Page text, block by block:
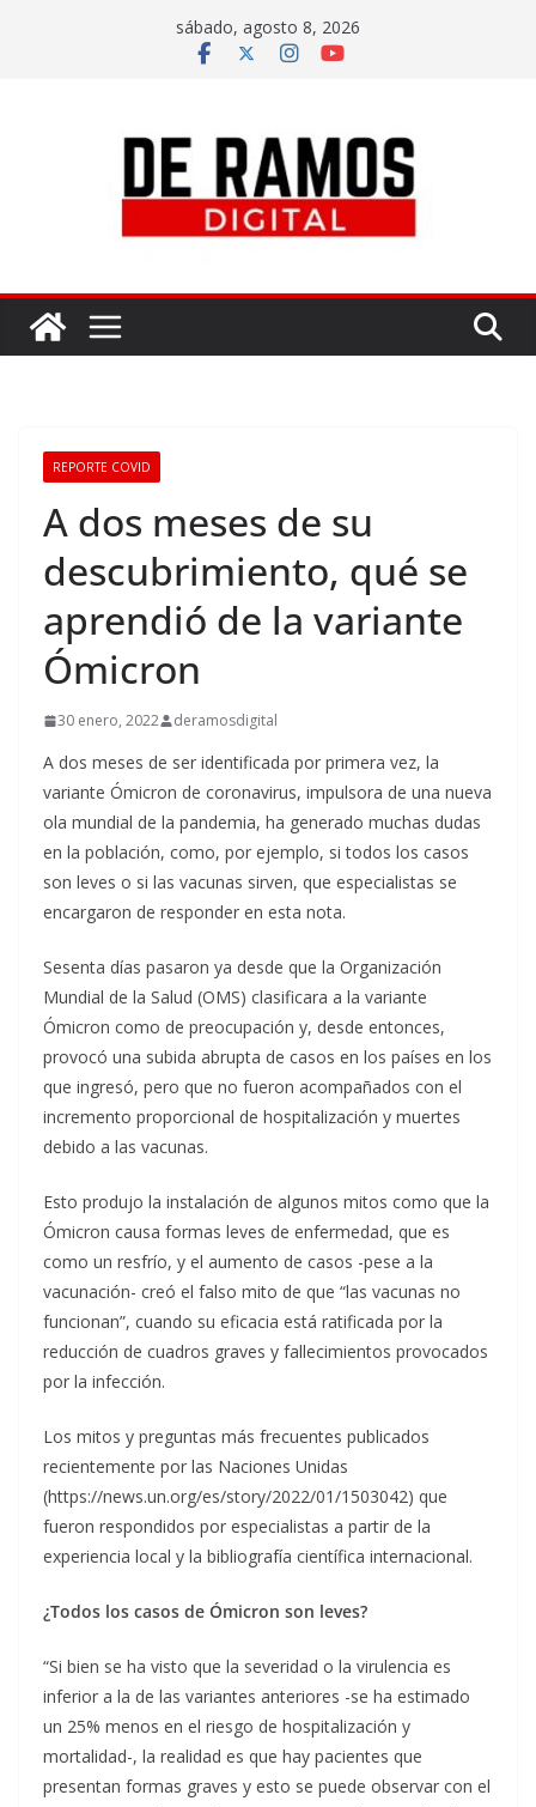
sábado, agosto 8, 2026
REPORTE COVID
A dos meses de su
descubrimiento, qué se
aprendió de la variante
Ómicron
30 enero, 2022 deramosdigital
A dos meses de ser identificada por primera vez, la
variante Ómicron de coronavirus, impulsora de una nueva
ola mundial de la pandemia, ha generado muchas dudas
en la población, como, por ejemplo, si todos los casos
son leves o si las vacunas sirven, que especialistas se
encargaron de responder en esta nota.
Sesenta días pasaron ya desde que la Organización
Mundial de la Salud (OMS) clasificara a la variante
Ómicron como de preocupación y, desde entonces,
provocó una subida abrupta de casos en los países en los
que ingresó, pero que no fueron acompañados con el
incremento proporcional de hospitalización y muertes
debido a las vacunas.
Esto produjo la instalación de algunos mitos como que la
Ómicron causa formas leves de enfermedad, que es
como un resfrío, y el aumento de casos -pese a la
vacunación- creó el falso mito de que “las vacunas no
funcionan”, cuando su eficacia está ratificada por la
reducción de cuadros graves y fallecimientos provocados
por la infección.
Los mitos y preguntas más frecuentes publicados
recientemente por las Naciones Unidas
(https://news.un.org/es/story/2022/01/1503042) que
fueron respondidos por especialistas a partir de la
experiencia local y la bibliografía científica internacional.
¿Todos los casos de Ómicron son leves?
“Si bien se ha visto que la severidad o la virulencia es
inferior a la de las variantes anteriores -se ha estimado
un 25% menos en el riesgo de hospitalización y
mortalidad-, la realidad es que hay pacientes que
presentan formas graves y esto se puede observar con el